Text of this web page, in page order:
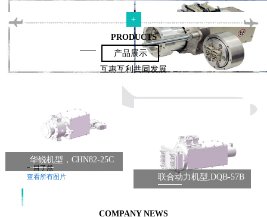
+
PRODUCTS
产品展示
互惠互利共同发展
华锐机型，CHN82-25C
联合动力机型,DQB-57B
一目了然
查看所有图片
COMPANY NEWS